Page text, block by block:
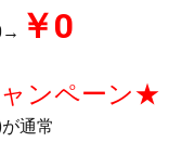
￥0
ンペーン★
通常